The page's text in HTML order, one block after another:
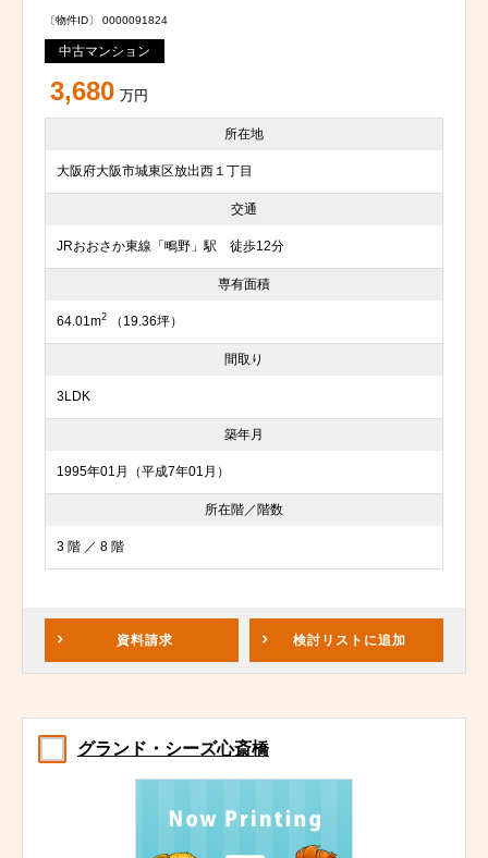
〔物件ID〕 0000091824
中古マンション
3,680 万円
所在地
大阪府大阪市城東区放出西１丁目
交通
JRおおさか東線「鴫野」駅 徒歩12分
専有面積
64.01m2 （19.36坪）
間取り
3LDK
築年月
1995年01月（平成7年01月）
所在階／階数
3 階 ／ 8 階
資料請求 検討リスト に追加
グランド・シーズ心斎橋